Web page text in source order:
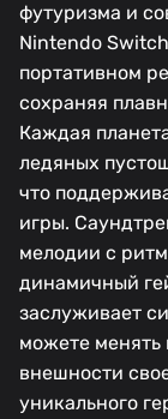
футуризма и
Nintendo
портативном
сохраняя
Каждая
ледяных
что
игры.
мелодии с
динамичный
заслуживает
можете менять
внешности
уникального